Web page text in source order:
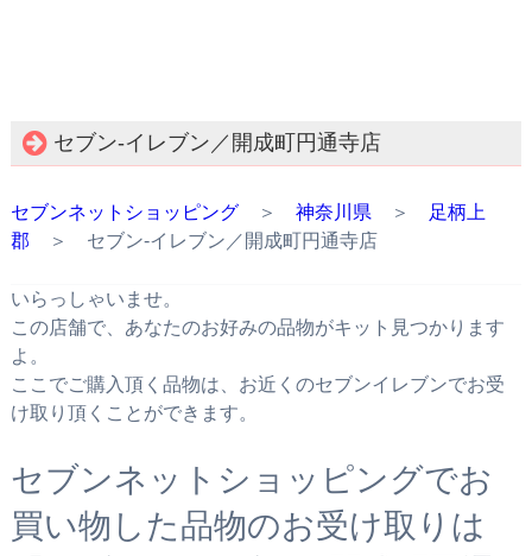
セブン‐イレブン／開成町円通寺店
セブンネットショッピング＞ 神奈川県＞ 足柄上
郡 ＞ セブン‐イレブン／開成町円通寺店
いらっしゃいませ。
この店舗で、あなたのお好みの品物がキット見つかります
よ。
ここでご購入頂く品物は、お近くのセブンイレブンでお受
け取り頂くことができます。
セブンネットショッピングでお
買い物した品物のお受け取りは